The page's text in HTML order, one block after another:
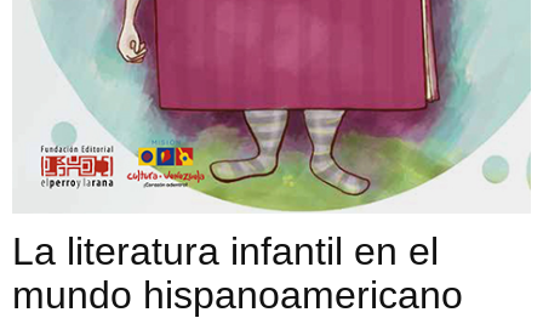
La literatura infantil en el
mundo hispanoamericano